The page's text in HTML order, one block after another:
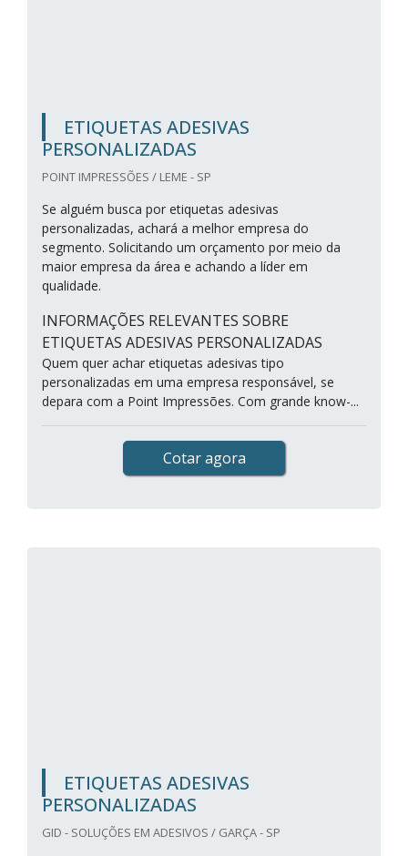
ETIQUETAS ADESIVAS
PERSONALIZADAS
POINT IMPRESSÕES / LEME - SP
Se alguém busca por etiquetas adesivas
personalizadas, achará a melhor empresa do
segmento. Solicitando um orçamento por meio da
maior empresa da área e achando a líder em
qualidade.
INFORMAÇÕES RELEVANTES SOBRE
ETIQUETAS ADESIVAS PERSONALIZADAS
Quem quer achar etiquetas adesivas tipo
personalizadas em uma empresa responsável, se
depara com a Point Impressões. Com grande know-...
Cotar agora
ETIQUETAS ADESIVAS
PERSONALIZADAS
GID - SOLUÇÕES EM ADESIVOS / GARÇA - SP